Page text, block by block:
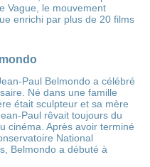
Vague, le mouvement
enrichi par plus de 20 films
Paul Belmondo a célébré
Né dans une famille
était sculpteur et sa mère
Paul rêvait toujours du
cinéma. Après avoir terminé
National
Belmondo a débuté à